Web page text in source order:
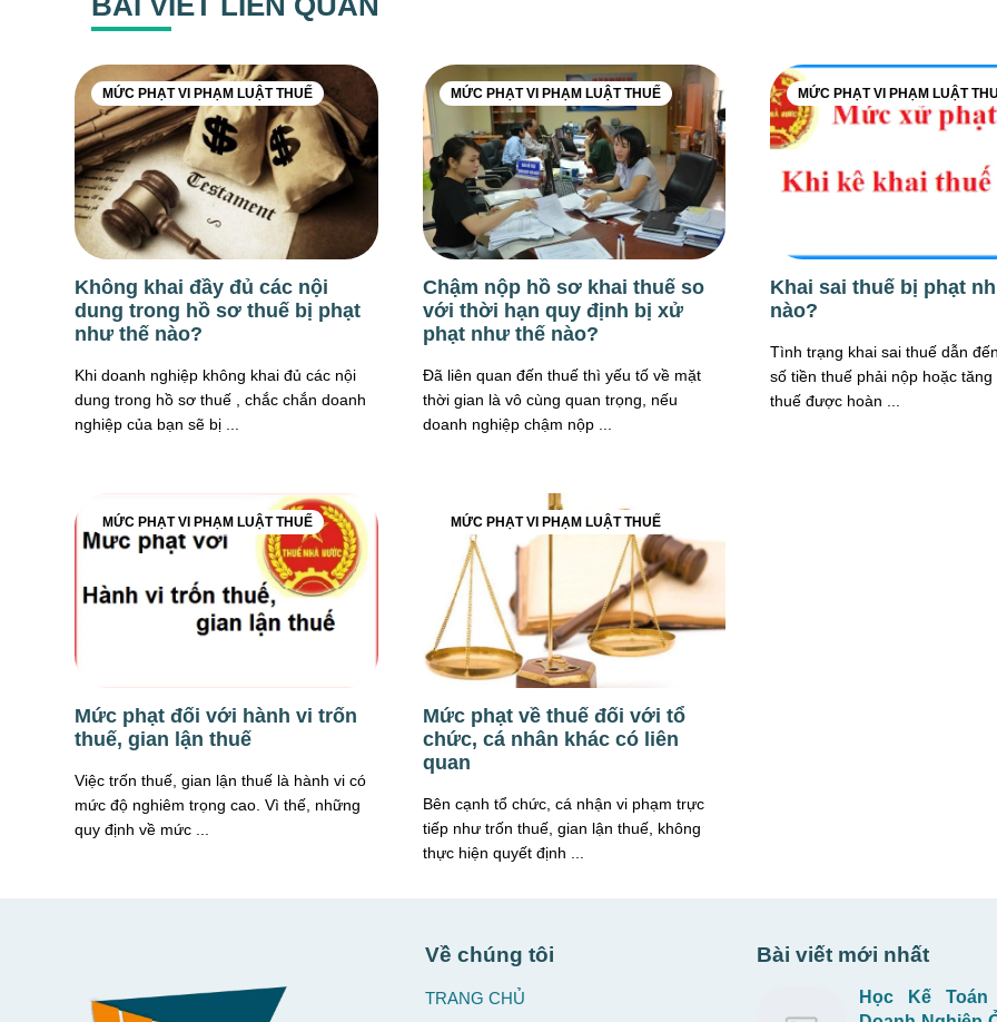
MỨC PHẠT VI PHẠM LUẬT THUẾ
Không khai đầy đủ các nội
dung trong hồ sơ thuế bị phạt
như thế nào?
Khi doanh nghiệp không khai đủ các nội
dung trong hồ sơ thuế , chắc chắn doanh
nghiệp của bạn sẽ bị ...
MỨC PHẠT VI PHẠM LUẬT THUẾ
Chậm nộp hồ sơ khai thuế so
với thời hạn quy định bị xử
phạt như thế nào?
Đã liên quan đến thuế thì yếu tố về mặt
thời gian là vô cùng quan trọng, nếu
doanh nghiệp chậm nộp ...
MỨC PHẠT VI PHẠM LUẬT
Khai sai thuế bị phạt
nào?
Tình trạng khai sai thuế dẫn
số tiền thuế phải nộp hoặc tăng
thuế được hoàn ...
MỨC PHẠT VI PHẠM LUẬT THUẾ
Mức phạt đối với hành vi trốn
thuế, gian lận thuế
Việc trốn thuế, gian lận thuế là hành vi có
mức độ nghiêm trọng cao. Vì thế, những
quy định về mức ...
MỨC PHẠT VI PHẠM LUẬT THUẾ
Mức phạt về thuế đối với tổ
chức, cá nhân khác có liên
quan
Bên cạnh tổ chức, cá nhận vi phạm trực
tiếp như trốn thuế, gian lận thuế, không
thực hiện quyết định ...
Về chúng tôi
TRANG CHỦ
Bài viết mới nhất
Học Kế